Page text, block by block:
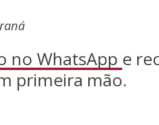
no WhatsApp e
primeira mão.